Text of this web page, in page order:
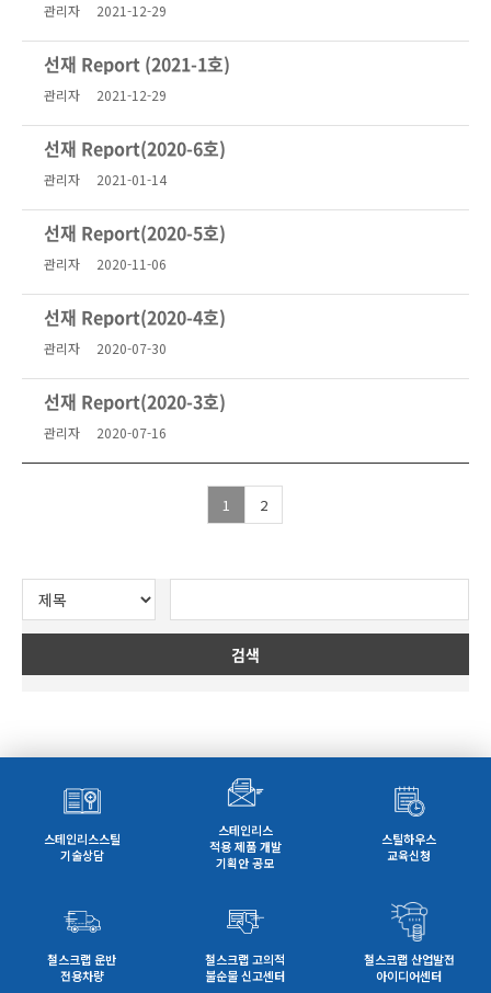
관리자 2021-12-29
선재 Report (2021-1호)
관리자 2021-12-29
선재 Report(2020-6호)
관리자 2021-01-14
선재 Report(2020-5호)
관리자 2020-11-06
선재 Report(2020-4호)
관리자 2020-07-30
선재 Report(2020-3호)
관리자 2020-07-16
1 2
검색
스테인리스스틸
기술상담
스테인리스
적용 제품 개발
기획안 공모
스틸하우스
교육신청
철스크랩 운반
전용차량
철스크랩 고의적
불순물 신고센터
철스크랩 산업발전
아이디어센터